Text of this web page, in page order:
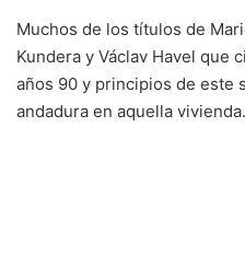
Muchos de los títulos de
Kundera y Václav Havel que
años 90 y principios de este
andadura en aquella vivienda.